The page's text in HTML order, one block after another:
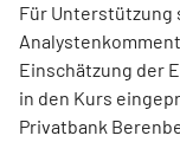
Für Unterstützung
Einschätzung der
in den Kurs
Privatbank